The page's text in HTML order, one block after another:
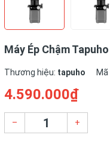
Máy Ép Chậm
Thương hiệu: tapuho
4.590.000₫
– +